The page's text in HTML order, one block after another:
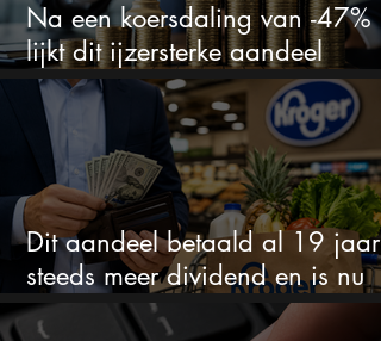
Na een koersdaling van -47%
lijkt dit ijzersterke aandeel
aantrekkelijker dan ooit
Dit aandeel betaald al 19 jaar
steeds meer dividend en is nu
goedkoop